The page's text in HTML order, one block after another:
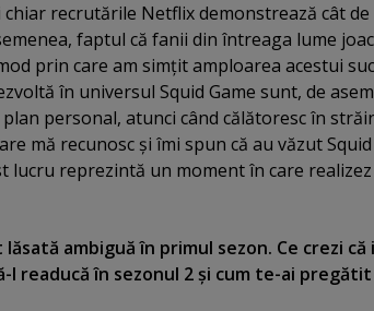
chiar recrutările Netflix demonstrează cât de
faptul că fanii din întreaga lume
prin care am simţit amploarea acestui
în universul Squid Game sunt, de
plan personal, atunci când călătoresc în
mă recunosc şi îmi spun că au văzut
lucru reprezintă un moment în care
ambiguă în primul sezon. Ce crezi
l readucă în sezonul 2 şi cum te-ai